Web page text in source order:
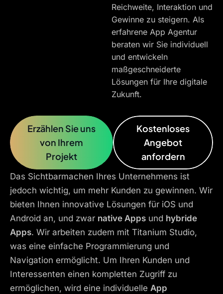
Reichweite, Interaktion und
Gewinne zu steigern. Als
erfahrene App Agentur
beraten wir Sie individuell
und entwickeln
maßgeschneiderte
Lösungen für Ihre digitale
Zukunft.
Erzählen Sie uns
von Ihrem
Projekt
Kostenloses
Angebot
anfordern
Das Sichtbarmachen Ihres Unternehmens ist
jedoch wichtig, um mehr Kunden zu gewinnen. Wir
bieten Ihnen innovative Lösungen für iOS und
Android an, und zwar native Apps und hybride
Apps. Wir arbeiten zudem mit Titanium Studio,
was eine einfache Programmierung und
Navigation ermöglicht. Um Ihren Kunden und
Interessenten einen kompletten Zugriff zu
ermöglichen, wird eine individuelle App